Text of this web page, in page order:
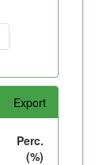
Export
Perc.
(%)